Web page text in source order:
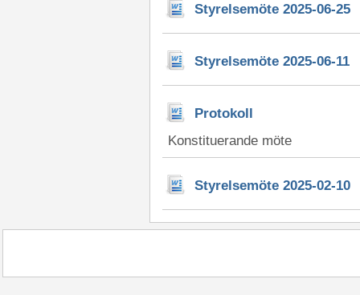
Styrelsemöte 2025-06-25
Styrelsemöte 2025-06-11
Protokoll
Konstituerande möte
Styrelsemöte 2025-02-10